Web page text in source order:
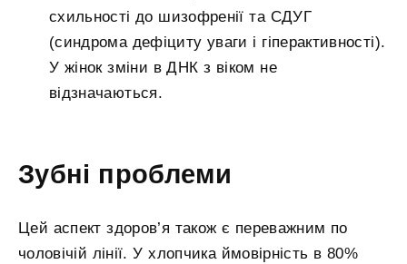
схильності до шизофренії та СДУГ
(синдрома дефіциту уваги і гіперактивності).
У жінок зміни в ДНК з віком не
відзначаються.
Зубні проблеми
Цей аспект здоров’я також є переважним по
чоловічій лінії. У хлопчика ймовірність в 80%